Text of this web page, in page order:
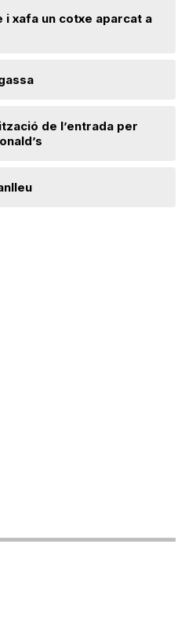
i xafa un cotxe aparcat a
de l’entrada per